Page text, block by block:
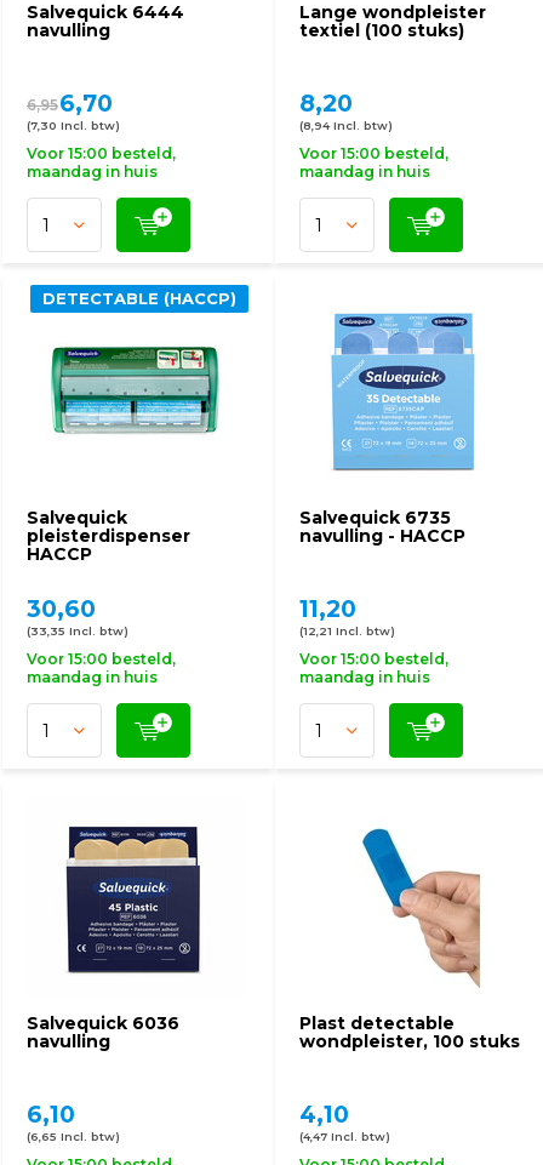
Salvequick 6444
navulling
6,956,70
(7,30 Incl. btw)
Voor 15:00 besteld,
maandag in huis
Lange wondpleister
textiel (100 stuks)
8,20
(8,94 Incl. btw)
Voor 15:00 besteld,
maandag in huis
Salvequick
pleisterdispenser
HACCP
DETECTABLE (HACCP)
30,60
(33,35 Incl. btw)
Voor 15:00 besteld,
maandag in huis
Salvequick 6735
navulling - HACCP
11,20
(12,21 Incl. btw)
Voor 15:00 besteld,
maandag in huis
Salvequick 6036
navulling
6,10
(6,65 Incl. btw)
Plast detectable
wondpleister, 100 stuks
4,10
(4,47 Incl. btw)